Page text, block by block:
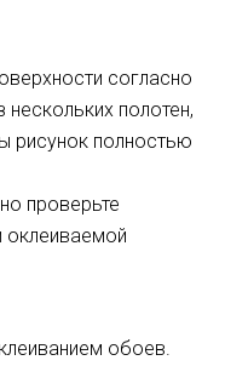
согласно
нескольких полотен,
рисунок полностью
проверьте
оклеиваемой
обоев.